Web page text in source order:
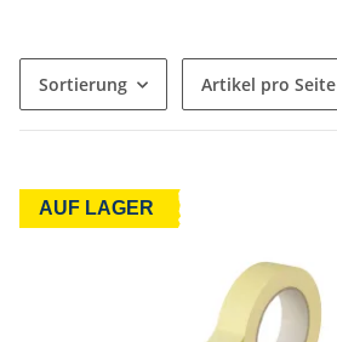
Sortierung Artikel pro Seite
AUF LAGER